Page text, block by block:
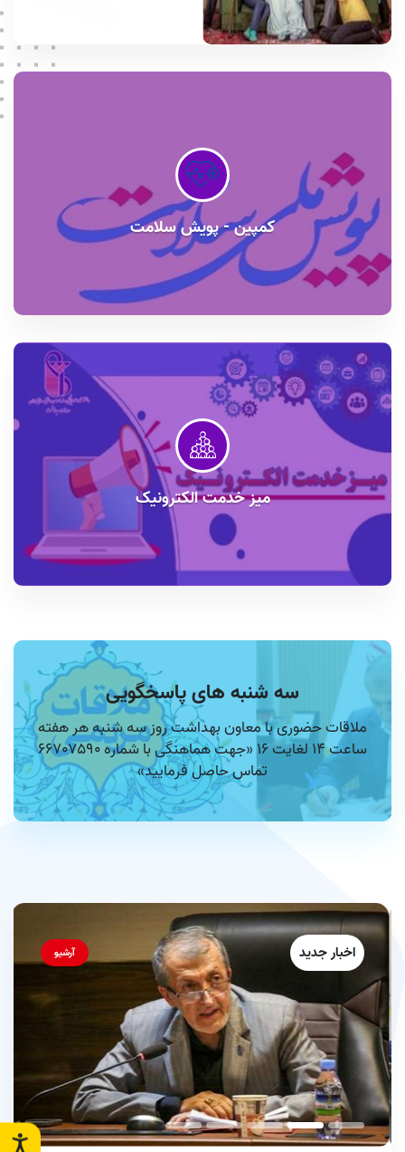
کمپین - پویش سلامت
میز خدمت الکترونیک
سه شنبه های پاسخگویی
ملاقات حضوری با معاون بهداشت روز سه شنبه هر هفته
ساعت 14 لغایت 16 «جهت هماهنگی با شماره 66707590
تماس حاصل فرمایید»
اخبار جدید آرشیو